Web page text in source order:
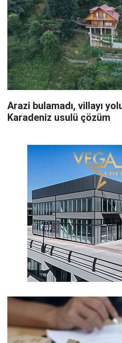
Arazi bulamadı, villayı
Karadeniz usulü çözüm